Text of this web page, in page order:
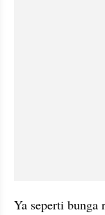
Ya seperti bunga